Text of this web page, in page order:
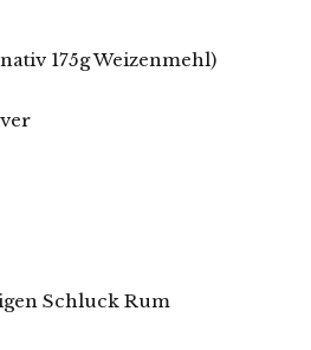
175g Weizenmehl)
Schluck Rum